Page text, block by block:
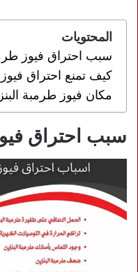
المحتويات
سبب احتراق فيوز
كيف تمنع احتراق
مكان فيوز طرمبة
سبب احتراق